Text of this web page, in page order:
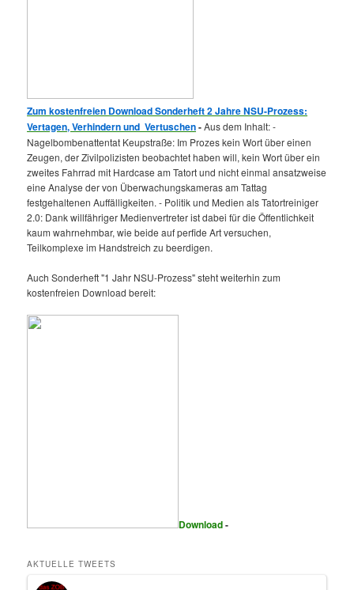
Zum kostenfreien Download Sonderheft 2 Jahre NSU-Prozess:
Vertagen, Verhindern und Vertuschen-Aus dem Inhalt: -
‪Nagelbombenattentat‬ ‎Keupstraße‬: Im Prozes kein Wort über einen
Zeugen, der Zivilpolizisten beobachtet haben will, kein Wort über ein
zweites Fahrrad mit Hardcase am Tatort und nicht einmal ansatzweise
eine Analyse der von Überwachungskameras am Tattag
festgehaltenen Auffälligkeiten. - Politik und Medien als ‪Tatortreiniger‬
2.0: Dank willfähriger Medienvertreter ist dabei für die Öffentlichkeit
kaum wahrnehmbar, wie beide auf perfide Art versuchen,
Teilkomplexe im Handstreich zu beerdigen.
Auch Sonderheft "1 Jahr NSU-Prozess" steht weiterhin zum
kostenfreien Download bereit:
Download-
AKTUELLE TWEETS